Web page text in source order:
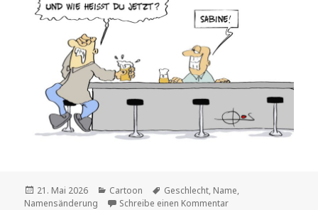
Veröffentlicht
am
21. Mai 2026 Kategorien
Cartoon Schlagwörter
Geschlecht, Name,
Namensänderung
Schreibe einen Kommentarzu